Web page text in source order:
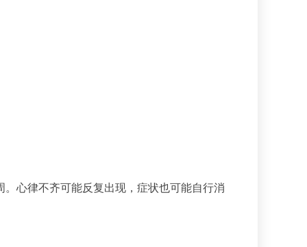
心律不齐可能反复出现，症状也可能自行消